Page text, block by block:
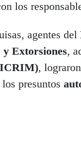
los
agentes del
Extorsiones,
,
presuntos